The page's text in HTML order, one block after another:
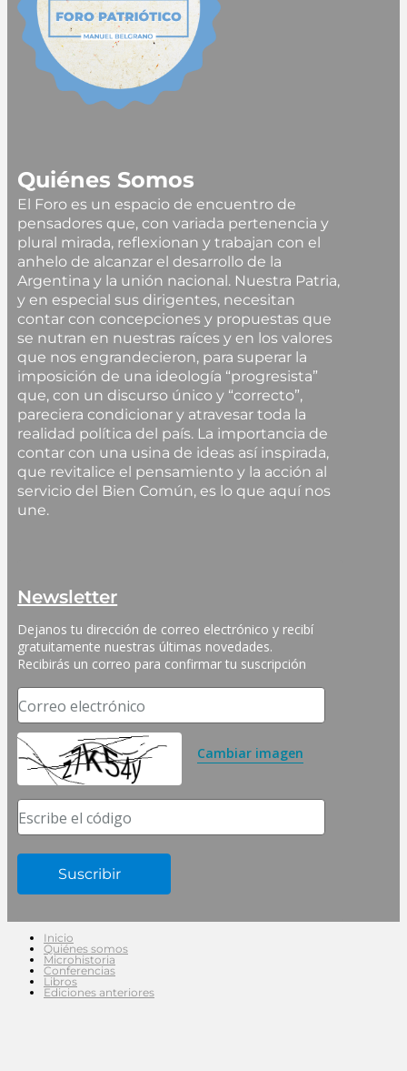
Quiénes Somos
El Foro es un espacio de encuentro de
pensadores que, con variada pertenencia y
plural mirada, reflexionan y trabajan con el
anhelo de alcanzar el desarrollo de la
Argentina y la unión nacional. Nuestra Patria,
y en especial sus dirigentes, necesitan
contar con concepciones y propuestas que
se nutran en nuestras raíces y en los valores
que nos engrandecieron, para superar la
imposición de una ideología “progresista”
que, con un discurso único y “correcto”,
pareciera condicionar y atravesar toda la
realidad política del país. La importancia de
contar con una usina de ideas así inspirada,
que revitalice el pensamiento y la acción al
servicio del Bien Común, es lo que aquí nos
une.
Newsletter
Dejanos tu dirección de correo electrónico y recibí
gratuitamente nuestras últimas novedades.
Recibirás un correo para confirmar tu suscripción
Correo electrónico
Cambiar imagen
Escribe el código
Inicio
Quiénes somos
Microhistoria
Conferencias
Libros
Ediciones anteriores